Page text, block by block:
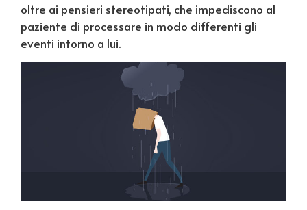
oltre ai pensieri stereotipati, che impediscono al
paziente di processare in modo differenti gli
eventi intorno a lui.